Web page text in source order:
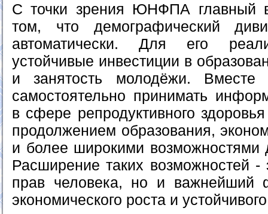
С точки зрения ЮНФПА главный
том, что демографический
автоматически. Для его
устойчивые инвестиции в
и занятость молодёжи. Вместе
самостоятельно принимать
в сфере репродуктивного
продолжением образования,
и более широкими возможностями
Расширение таких возможностей -
прав человека, но и важнейший
экономического роста и